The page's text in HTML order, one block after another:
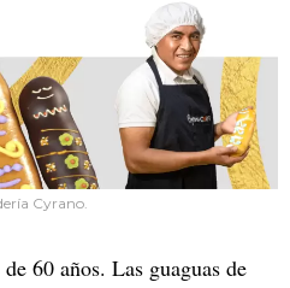
Cyrano.
60 años. Las guaguas de